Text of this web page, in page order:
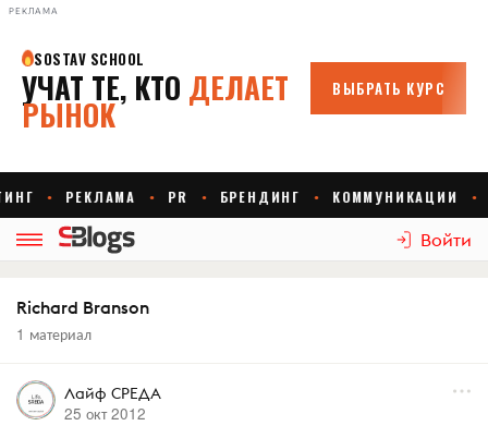
РЕКЛАМА
Войти
Richard Branson
1 материал
Лайф СРЕДА
25 окт 2012